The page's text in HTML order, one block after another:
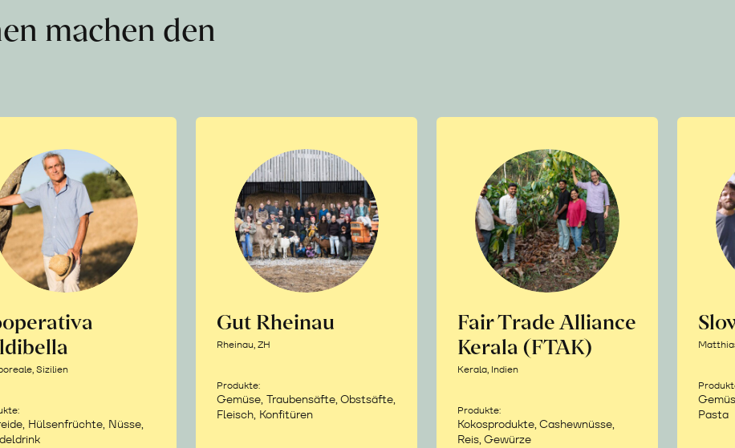
machen den
Sizilien
Hülsenfrüchte, Nüsse,
Gut Rheinau
Rheinau, ZH
Produkte:
Gemüse, Traubensäfte, Obstsäfte,
Fleisch, Konfitüren
Fair Trade Alliance
Kerala (FTAK)
Kerala, Indien
Produkte:
Kokosprodukte, Cashewnüsse,
Reis, Gewürze
Pasta